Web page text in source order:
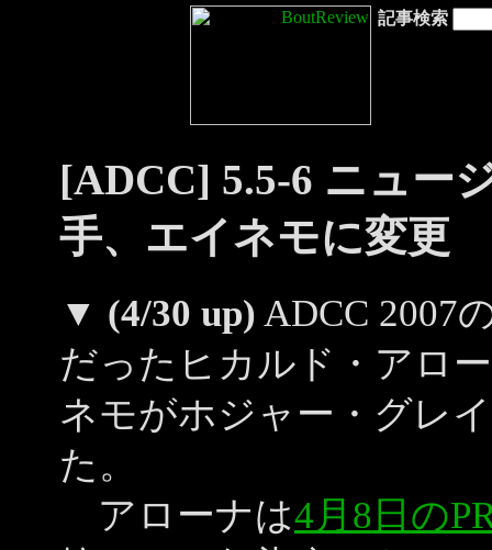
記事検索
[ADCC] 5.5-6 ニュー
手、エイネモに変更
▼ (4/30 up) ADCC 2007
だったヒカルド・アロ
ネモがホジャー・グレ
た。
アローナは4月8日の